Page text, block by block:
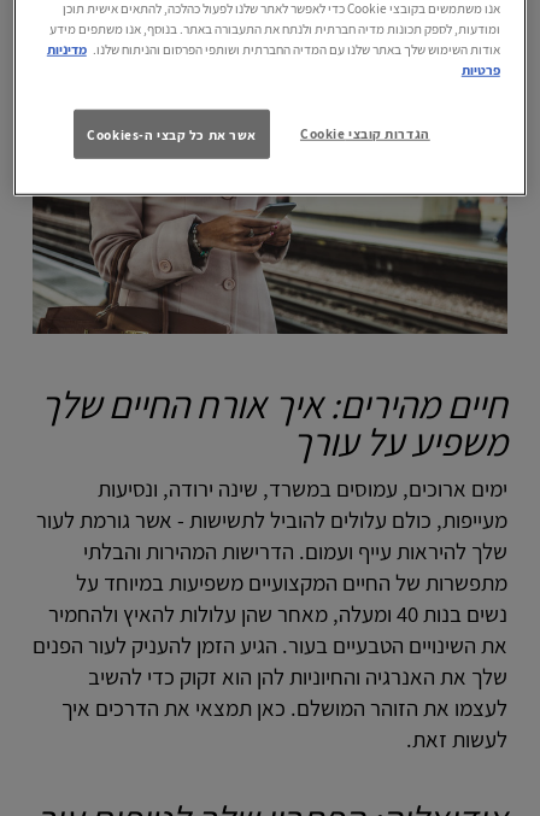
– ומהעור שלך.
חיים מהירים: איך אורח החיים שלך
משפיע על עורך
ימים ארוכים, עמוסים במשרד, שינה ירודה, ונסיעות
מעייפות, כולם עלולים להוביל לתשישות - אשר גורמת לעור
שלך להיראות עייף ועמום. הדרישות המהירות והבלתי
מתפשרות של החיים המקצועיים משפיעות במיוחד על
נשים בנות 40 ומעלה, מאחר שהן עלולות להאיץ ולהחמיר
את השינויים הטבעיים בעור. הגיע הזמן להעניק לעור הפנים
שלך את האנרגיה והחיוניות להן הוא זקוק כדי להשיב
לעצמו את הזוהר המושלם. כאן תמצאי את הדרכים איך
לעשות זאת.
אנו משתמשים בקובצי Cookie כדי לאפשר לאתר שלנו לפעול כהלכה, להתאים אישית תוכן
ומודעות, לספק תכונות מדיה חברתית ולנתח את התעבורה באתר. בנוסף, אנו משתפים מידע
אודות השימוש שלך באתר שלנו עם המדיה החברתית ושותפי הפרסום והניתוח שלנו. מדיניות
פרטיות
הגדרות קובצי Cookie אשר את כל קבצי ה-Cookies